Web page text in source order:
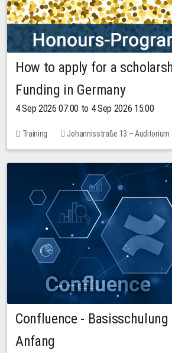
How to apply for a
Funding in Germany
4 Sep 2026 07:00 to 4 Sep 2026 15:00
Training
Johannisstraße 13 – Auditorium
No free places
Confluence - Basisschulung
Anfang